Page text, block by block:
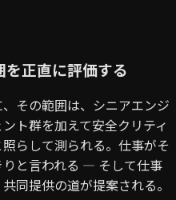
正直に評価する
その範囲は、シニアエンジ
ト群を加えて安全クリティ
らして測られる。仕事がそ
と言われる — そして仕事
同提供の道が提案される。